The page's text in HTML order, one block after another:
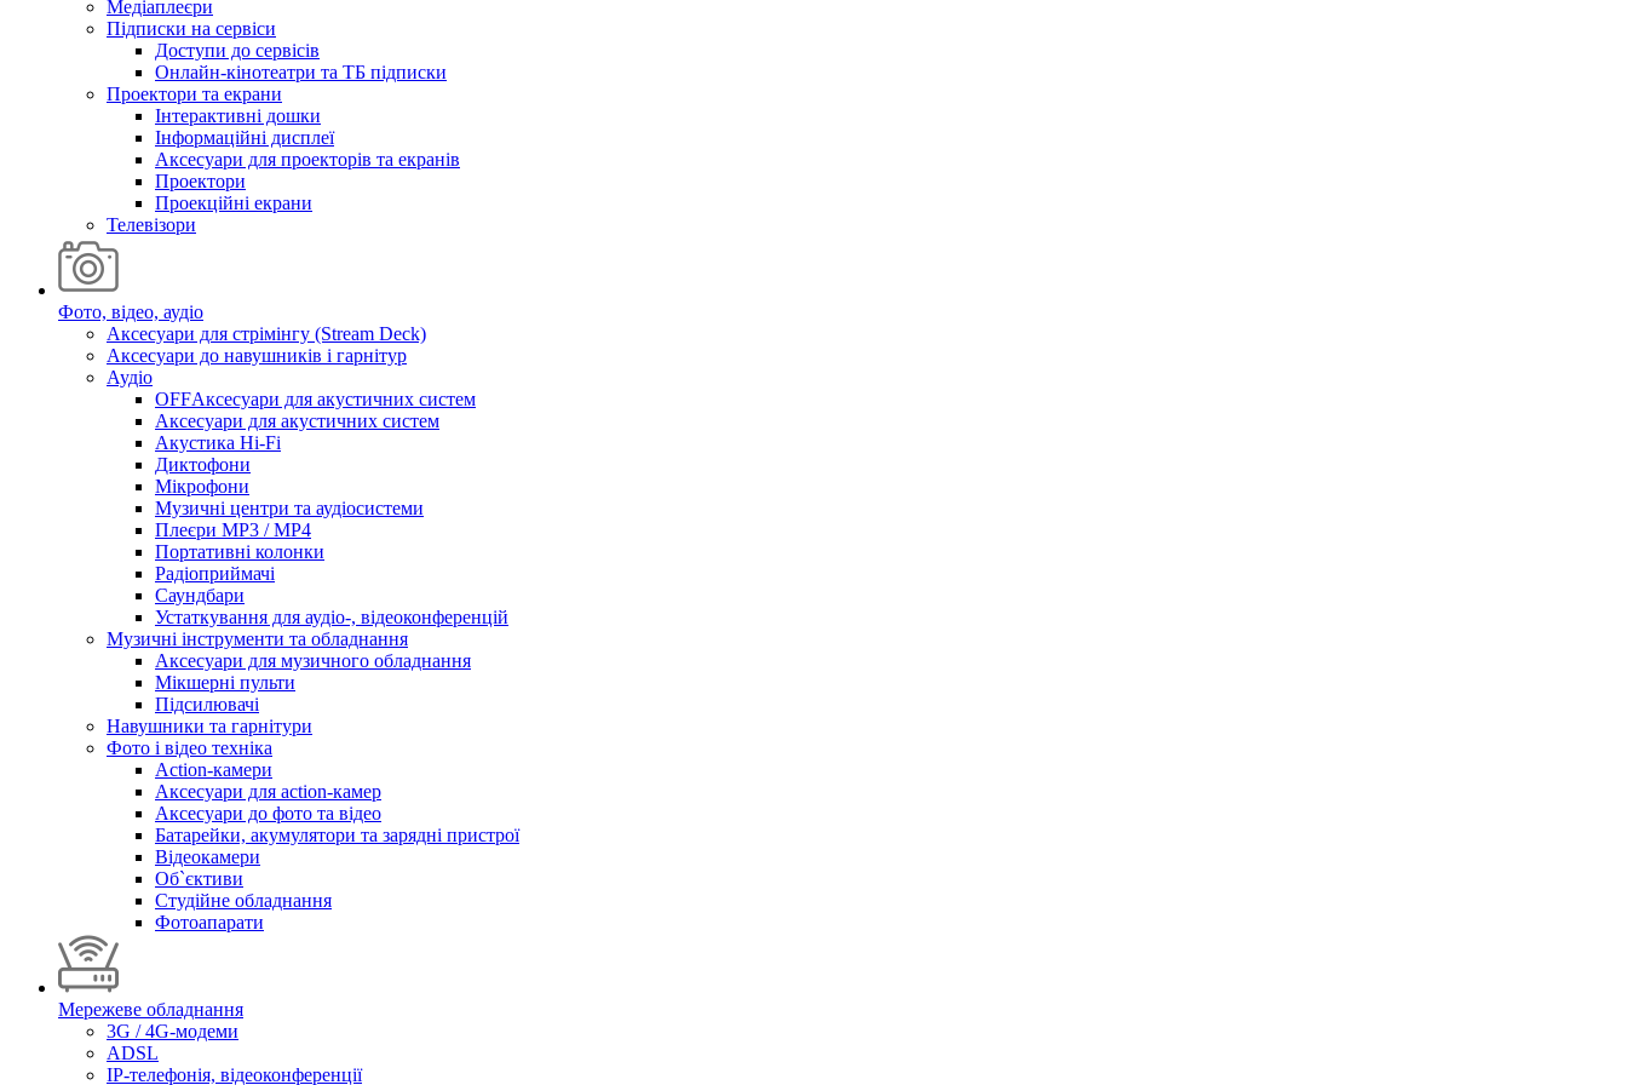
Медіаплеєри
Підписки на сервіси
Доступи до сервісів
Онлайн-кінотеатри та ТБ підписки
Проектори та екрани
Інтерактивні дошки
Інформаційні дисплеї
Аксесуари для проекторів та екранів
Проектори
Проекційні екрани
Телевізори
Фото, відео, аудіо
Аксесуари для стрімінгу (Stream Deck)
Аксесуари до навушників і гарнітур
Аудіо
OFFАксесуари для акустичних систем
Аксесуари для акустичних систем
Акустика Hi-Fi
Диктофони
Мікрофони
Музичні центри та аудіосистеми
Плеєри MP3 / MP4
Портативні колонки
Радіоприймачі
Саундбари
Устаткування для аудіо-, відеоконференцій
Музичні інструменти та обладнання
Аксесуари для музичного обладнання
Мікшерні пульти
Підсилювачі
Навушники та гарнітури
Фото і відео техніка
Action-камери
Аксесуари для action-камер
Аксесуари до фото та відео
Батарейки, акумулятори та зарядні пристрої
Відеокамери
Об`єктиви
Студійне обладнання
Фотоапарати
Мережеве обладнання
3G / 4G-модеми
ADSL
IP-телефонія, відеоконференції